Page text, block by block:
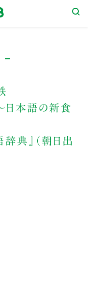
-
日本語の新食
典』（朝日出